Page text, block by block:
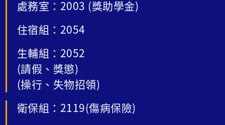
處務室：2003 (獎助學金)
住宿組：2054
生輔組：2052
(請假、獎懲)
(操行、失物招領)
衛保組：2119(傷病保險)